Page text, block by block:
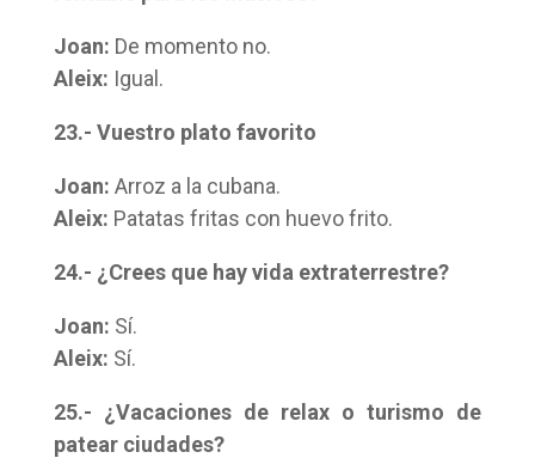
Joan: De momento no.
Aleix: Igual.
23.- Vuestro plato favorito
Joan: Arroz a la cubana.
Aleix: Patatas fritas con huevo frito.
24.- ¿Crees que hay vida extraterrestre?
Joan: Sí.
Aleix: Sí.
25.- ¿Vacaciones de relax o turismo de
patear ciudades?